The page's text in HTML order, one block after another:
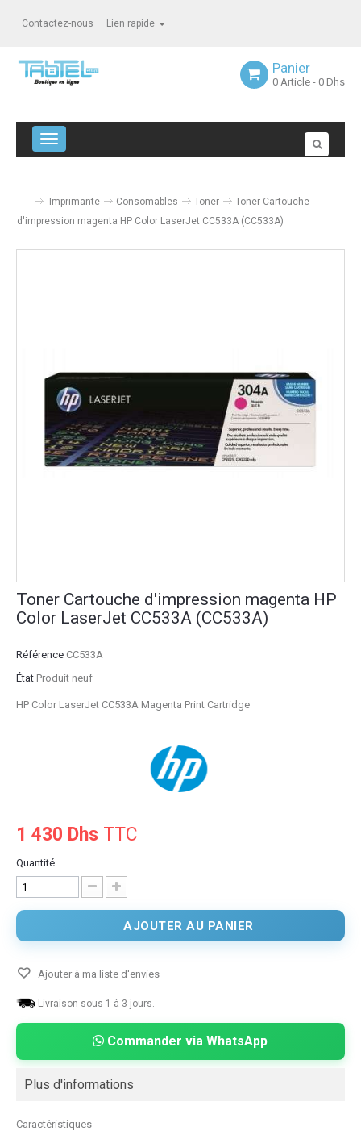
Contactez-nous Lien rapide
Panier
0 Article - 0 Dhs
Navigation bascule
Imprimante Consomables Toner
Toner Cartouche
d'impression magenta HP Color LaserJet CC533A (CC533A)
Toner Cartouche d'impression magenta HP
Color LaserJet CC533A (CC533A)
Référence CC533A
État Produit neuf
HP Color LaserJet CC533A Magenta Print Cartridge
1 430 Dhs TTC
Quantité
AJOUTER AU PANIER
Ajouter à ma liste d'envies
Livraison sous 1 à 3 jours.
Commander via WhatsApp
Plus d'informations
Caractéristiques